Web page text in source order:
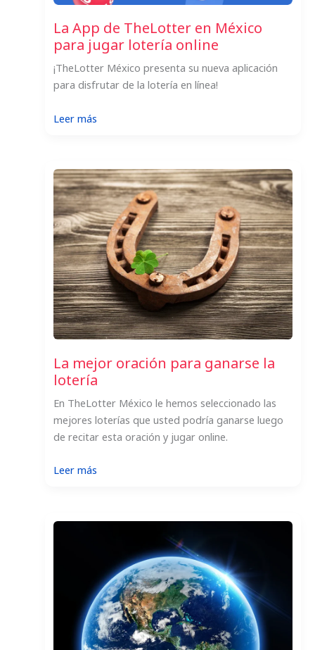
La App de TheLotter en México
para jugar lotería online
¡TheLotter México presenta su nueva aplicación
para disfrutar de la lotería en línea!
Leer más:
de
TheLotter
en
México
para
jugar
lotería
online
La mejor oración para ganarse la
lotería
En TheLotter México le hemos seleccionado las
mejores loterías que usted podría ganarse luego
de recitar esta oración y jugar online.
Leer más:
oración
ganarse
lotería